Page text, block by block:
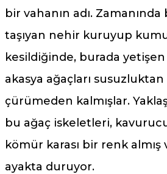
bir vahanın adı.
taşıyan nehir kuruyup
kesildiğinde, burada
akasya ağaçları
çürümeden kalmışlar.
bu ağaç iskeletleri,
kömür karası bir renk almış
ayakta duruyor.